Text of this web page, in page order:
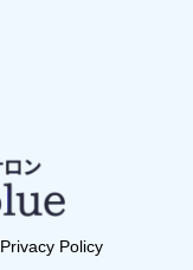
Privacy Policy